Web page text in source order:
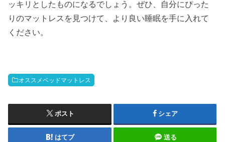
ッキリとしたものになるでしょう。ぜひ、自分にぴった
りのマットレスを見つけて、より良い睡眠を手に入れて
ください。
オススメベッドマットレス
ポスト シェア
はてブ 送る